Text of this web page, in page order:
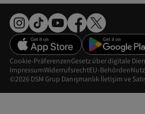
©2026 DSM Grup Danışmanlık İletişim ve
Cookie-PräferenzenGesetz über digitale
ImpressumWiderrufsrechtEU-Behörden